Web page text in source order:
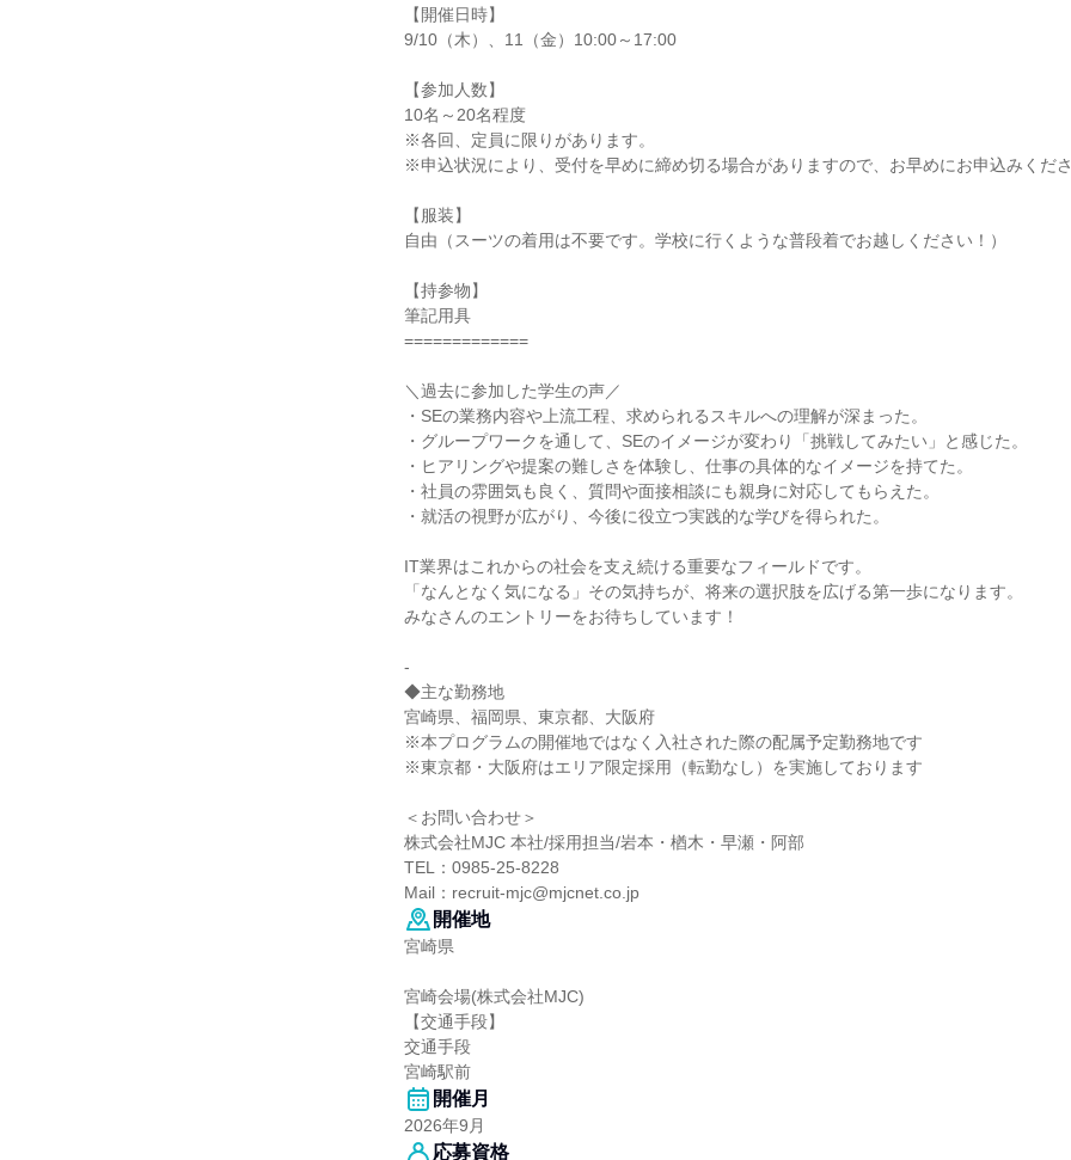
【開催日時】
9/10（木）、11（金）10:00～17:00
【参加人数】
10名～20名程度
※各回、定員に限りがあります。
※申込状況により、受付を早めに締め切る場合がありますので、お早めにお申込みくだ
【服装】
自由（スーツの着用は不要です。学校に行くような普段着でお越しください！）
【持参物】
筆記用具
=============
＼過去に参加した学生の声／
・SEの業務内容や上流工程、求められるスキルへの理解が深まった。
・グループワークを通して、SEのイメージが変わり「挑戦してみたい」と感じた。
・ヒアリングや提案の難しさを体験し、仕事の具体的なイメージを持てた。
・社員の雰囲気も良く、質問や面接相談にも親身に対応してもらえた。
・就活の視野が広がり、今後に役立つ実践的な学びを得られた。
IT業界はこれからの社会を支え続ける重要なフィールドです。
「なんとなく気になる」その気持ちが、将来の選択肢を広げる第一歩になります。
みなさんのエントリーをお待ちしています！
-
◆主な勤務地
宮崎県、福岡県、東京都、大阪府
※本プログラムの開催地ではなく入社された際の配属予定勤務地です
※東京都・大阪府はエリア限定採用（転勤なし）を実施しております
＜お問い合わせ＞
株式会社MJC 本社/採用担当/岩本・楢木・早瀬・阿部
TEL：0985-25-8228
Mail：recruit-mjc@mjcnet.co.jp
開催地
宮崎県
宮崎会場(株式会社MJC)
【交通手段】
交通手段
宮崎駅前
開催月
2026年9月
応募資格